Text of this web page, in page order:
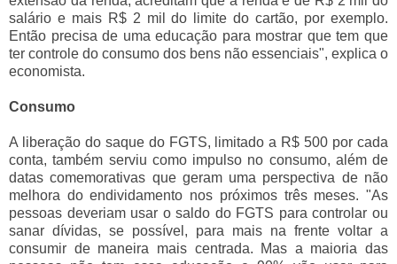
salário e mais R$ 2 mil do limite do cartão, por exemplo.
Então precisa de uma educação para mostrar que tem que
ter controle do consumo dos bens não essenciais", explica o
economista.
Consumo
A liberação do saque do FGTS, limitado a R$ 500 por cada
conta, também serviu como impulso no consumo, além de
datas comemorativas que geram uma perspectiva de não
melhora do endividamento nos próximos três meses. "As
pessoas deveriam usar o saldo do FGTS para controlar ou
sanar dívidas, se possível, para mais na frente voltar a
consumir de maneira mais centrada. Mas a maioria das